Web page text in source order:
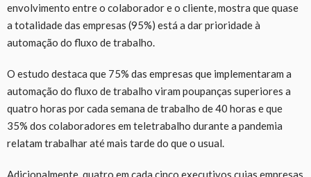
envolvimento entre o colaborador e o cliente, mostra que quase
a totalidade das empresas (95%) está a dar prioridade à
automação do fluxo de trabalho.
O estudo destaca que 75% das empresas que implementaram a
automação do fluxo de trabalho viram poupanças superiores a
quatro horas por cada semana de trabalho de 40 horas e que
35% dos colaboradores em teletrabalho durante a pandemia
relatam trabalhar até mais tarde do que o usual.
Adicionalmente, quatro em cada cinco executivos cujas empresas